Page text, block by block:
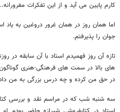
کارم پایین می آید و از این تفکرات
اما همان روز در همان غرور دروغین به یاد
جوان را پذیرفتم.
تازه آن روز فهمیدم استاد با آن سابقه در
های بالا در سمت های فرهنگی-هنری
در حق من کرده و چه درس بزرگی به من
سه شنبه شب که در مراسم نقد و بررسی